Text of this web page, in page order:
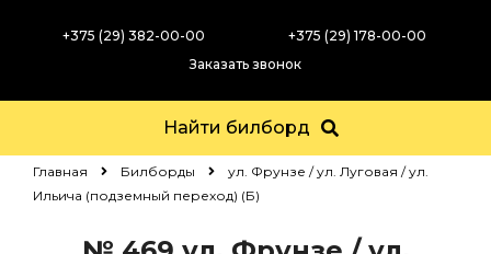
+375 (29) 382-00-00
+375 (29) 178-00-00
Заказать звонок
Найти билборд
Главная Билборды
ул. Фрунзе / ул. Луговая / ул.
Ильича (подземный переход) (Б)